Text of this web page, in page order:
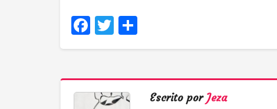
Facebook
Twitter
Escrito por Jeza